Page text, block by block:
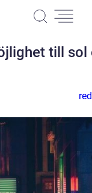
till sol